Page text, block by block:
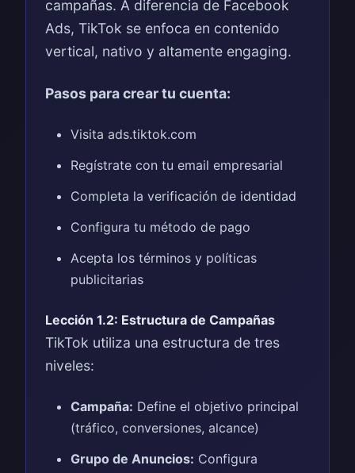
campañas. A diferencia de Facebook
Ads, TikTok se enfoca en contenido
vertical, nativo y altamente engaging.
Pasos para crear tu cuenta:
Visita ads.tiktok.com
Regístrate con tu email empresarial
Completa la verificación de identidad
Configura tu método de pago
Acepta los términos y políticas
publicitarias
Lección 1.2: Estructura de Campañas
TikTok utiliza una estructura de tres
niveles:
Campaña: Define el objetivo principal
(tráfico, conversiones, alcance)
Grupo de Anuncios: Configura